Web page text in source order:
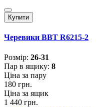
Купити
Черевики BBT R6215-2
Розмiр: 26-31
Пар в ящику: 8
Ціна за пару
180 грн.
Ціна за ящик
1 440 грн.